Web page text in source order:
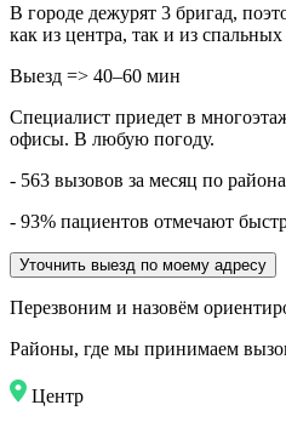
В городе дежурят 3 бригад,
как из центра, так и из
Выезд => 40–60 мин
Специалист приедет в
офисы. В любую погоду.
- 563 вызовов за месяц по
- 93% пациентов отмечают
Уточнить выезд по моему адресу
Перезвоним и назовём
Районы, где мы принимаем
Центр